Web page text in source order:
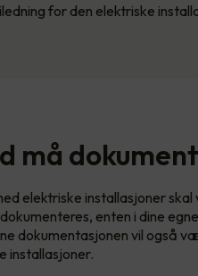
for den elektriske
må
elektriske installasjoner
enten i dine
dokumentasjonen vil også
installasjoner.